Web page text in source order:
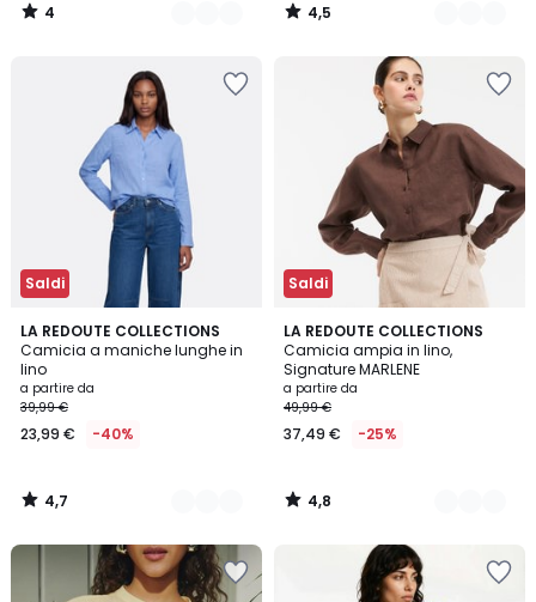
4
/
4,5
/
Saldi
LA REDOUTE COLLECTIONS
Camicia a maniche lunghe in
lino
a partire da
39,99 €
23,99 € -40%
4,7
/ 5
3
Colori
4,7
/
Saldi
LA REDOUTE COLLECTIONS
Camicia ampia in lino,
Signature MARLENE
a partire da
49,99 €
37,49 € -25%
4,8
/ 5
2
Colori
4,8
/